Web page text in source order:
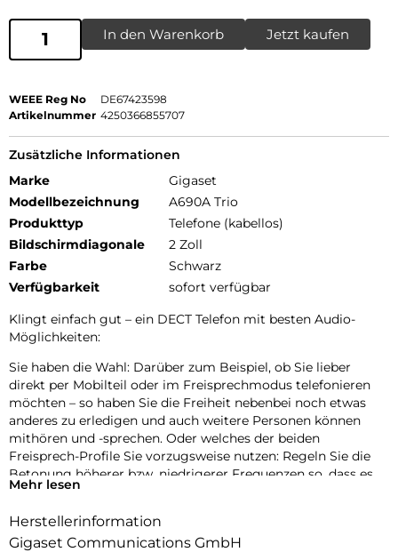
In den Warenkorb Jetzt kaufen
WEEE Reg No
DE67423598
Artikelnummer 4250366855707
Zusätzliche Informationen
Marke
Gigaset
Modellbezeichnung
A690A Trio
Produkttyp
Telefone (kabellos)
Bildschirmdiagonale
2 Zoll
Farbe
Schwarz
Verfügbarkeit
sofort verfügbar
Klingt einfach gut – ein DECT Telefon mit besten Audio-
Möglichkeiten:
Sie haben die Wahl: Darüber zum Beispiel, ob Sie lieber
direkt per Mobilteil oder im Freisprechmodus telefonieren
möchten – so haben Sie die Freiheit nebenbei noch etwas
anderes zu erledigen und auch weitere Personen können
mithören und -sprechen. Oder welches der beiden
Freisprech-Profile Sie vorzugsweise nutzen: Regeln Sie die
Betonung höherer bzw. niedrigerer Frequenzen so, dass es
für Sie angenehm ist. Wie auch immer Sie sich entscheiden –
Übersichtlich, ergonomisch, intuitiv – so komfortabel kann
Mehr lesen
Herstellerinformation
Gigaset Communications GmbH